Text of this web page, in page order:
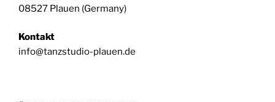
08527 Plauen (Germany)
Kontakt
info@tanzstudio-plauen.de